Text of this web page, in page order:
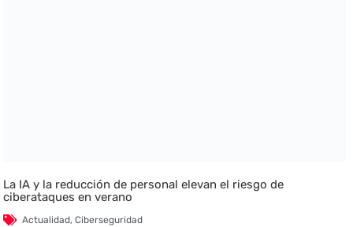
La IA y la reducción de personal elevan el riesgo de
ciberataques en verano
Actualidad,Ciberseguridad